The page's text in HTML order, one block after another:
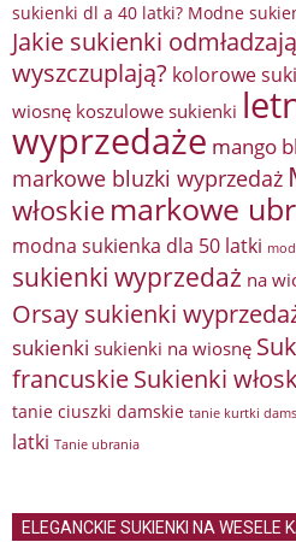
sukienki dl a 40 latki? Modne
Jakie sukienki
wyszczuplają? kolorowe
wiosnę koszulowe sukienki
wyprzedaże mango
markowe bluzki wyprzedaż
włoskie markowe
modna sukienka dla 50 latki
sukienki wyprzedaż na
Orsay sukienki
sukienki sukienki na wiosnę
francuskieSukienki
tanie ciuszki damskie tanie kurtki
latki Tanie ubrania
ELEGANCKIE SUKIENKI NA WESELE